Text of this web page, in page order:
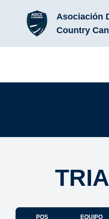
Asociación
Country
POS EQUIPO